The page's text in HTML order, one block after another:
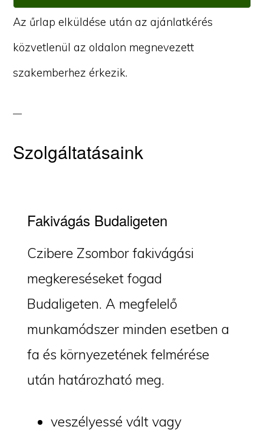
Az űrlap elküldése után az ajánlatkérés
közvetlenül az oldalon megnevezett
szakemberhez érkezik.
Szolgáltatásaink
Fakivágás Budaligeten
Czibere Zsombor fakivágási
megkereséseket fogad
Budaligeten. A megfelelő
munkamódszer minden esetben a
fa és környezetének felmérése
után határozható meg.
veszélyessé vált vagy